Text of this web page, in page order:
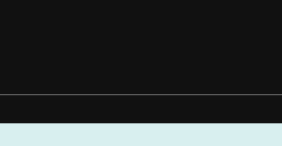
Marke von GoDaddy Operating Company, LLC